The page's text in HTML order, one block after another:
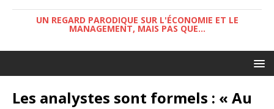
UN REGARD PARODIQUE SUR L'ÉCONOMIE ET LE
MANAGEMENT, MAIS PAS QUE...
Les analystes sont formels : « Au